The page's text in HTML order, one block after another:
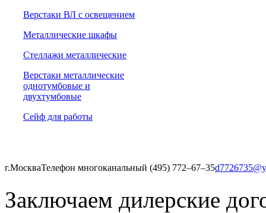
Верстаки ВЛ с освещением
Металлические шкафы
Стеллажи металлические
Верстаки металлические
однотумбовые и
двухтумбовые
Сейф для работы
г.МоскваТелефон многоканальный (495) 772‒67‒35
Заключаем дилерские